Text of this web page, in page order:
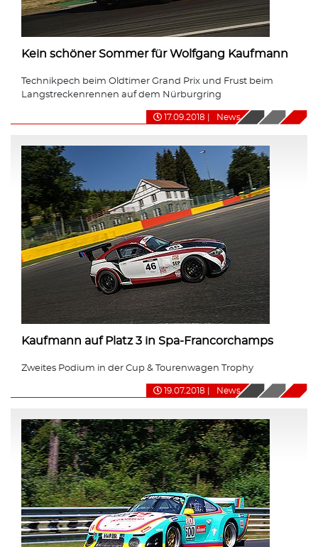
Kein schöner Sommer für Wolfgang Kaufmann
Technikpech beim Oldtimer Grand Prix und Frust beim
Langstreckenrennen auf dem Nürburgring
17.09.2018 News
Kaufmann auf Platz 3 in Spa-Francorchamps
Zweites Podium in der Cup & Tourenwagen Trophy
19.07.2018 News